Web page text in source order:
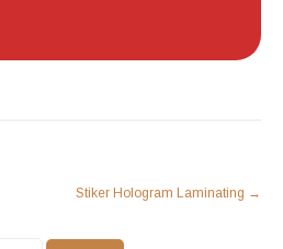
Stiker Hologram Laminating →